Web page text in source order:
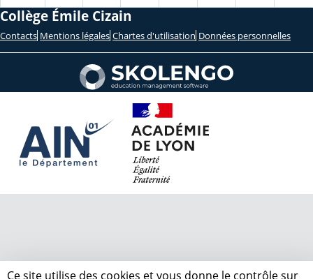
Collège Émile Cizain
Contacts Mentions légales Chartes d'utilisation Données personnelles
Ce site utilise des cookies et vous donne le contrôle sur